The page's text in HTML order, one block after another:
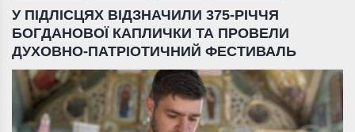
У ПІДЛІСЦЯХ ВІДЗНАЧИЛИ 375-РІЧЧЯ
БОГДАНОВОЇ КАПЛИЧКИ ТА ПРОВЕЛИ
ДУХОВНО-ПАТРІОТИЧНИЙ ФЕСТИВАЛЬ